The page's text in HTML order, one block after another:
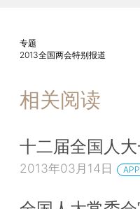
专题
2013全国两会特别报道
相关阅读
十二届全国人
2013年03月14日